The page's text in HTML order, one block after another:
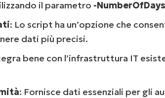
il parametro -NumberOfDays
: Lo script ha un’opzione che
dati più precisi.
bene con l’infrastruttura IT
: Fornisce dati essenziali per gli